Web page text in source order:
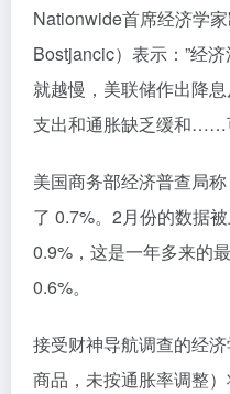
Nationwide首席经济学
Bostjancic）表示：”经
就越慢，美联储作出降
支出和通胀缺乏缓和……
美国商务部经济普查局
了 0.7%。2月份的数据
0.9%，这是一年多来的
0.6%。
接受财神导航调查的经
商品，未按通胀率调整